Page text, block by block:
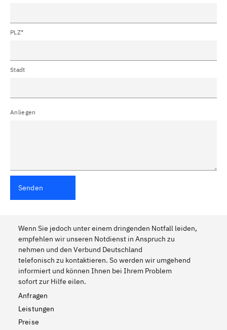
PLZ*
Stadt
Anliegen
Senden
Wenn Sie jedoch unter einem dringenden Notfall leiden,
empfehlen wir unseren Notdienst in Anspruch zu
nehmen und den Verbund Deutschland
telefonisch zu kontaktieren. So werden wir umgehend
informiert und können Ihnen bei Ihrem Problem
sofort zur Hilfe eilen.
Anfragen
Leistungen
Preise